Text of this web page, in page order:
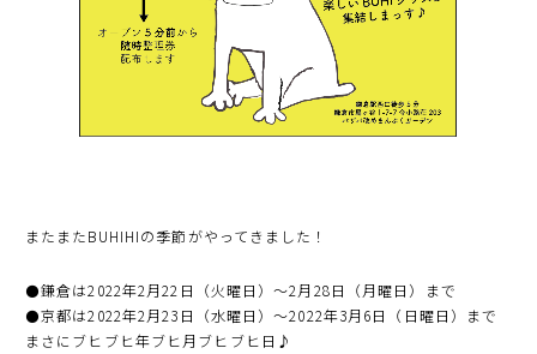
またまたBUHIHIの季節がやってきました！
⚫️鎌倉は2022年2月22日（火曜日）〜2月28日（月曜日）まで
⚫️京都は2022年2月23日（水曜日）〜2022年3月6日（日曜日）まで
まさにブヒブヒ年ブヒ月ブヒブヒ日♪